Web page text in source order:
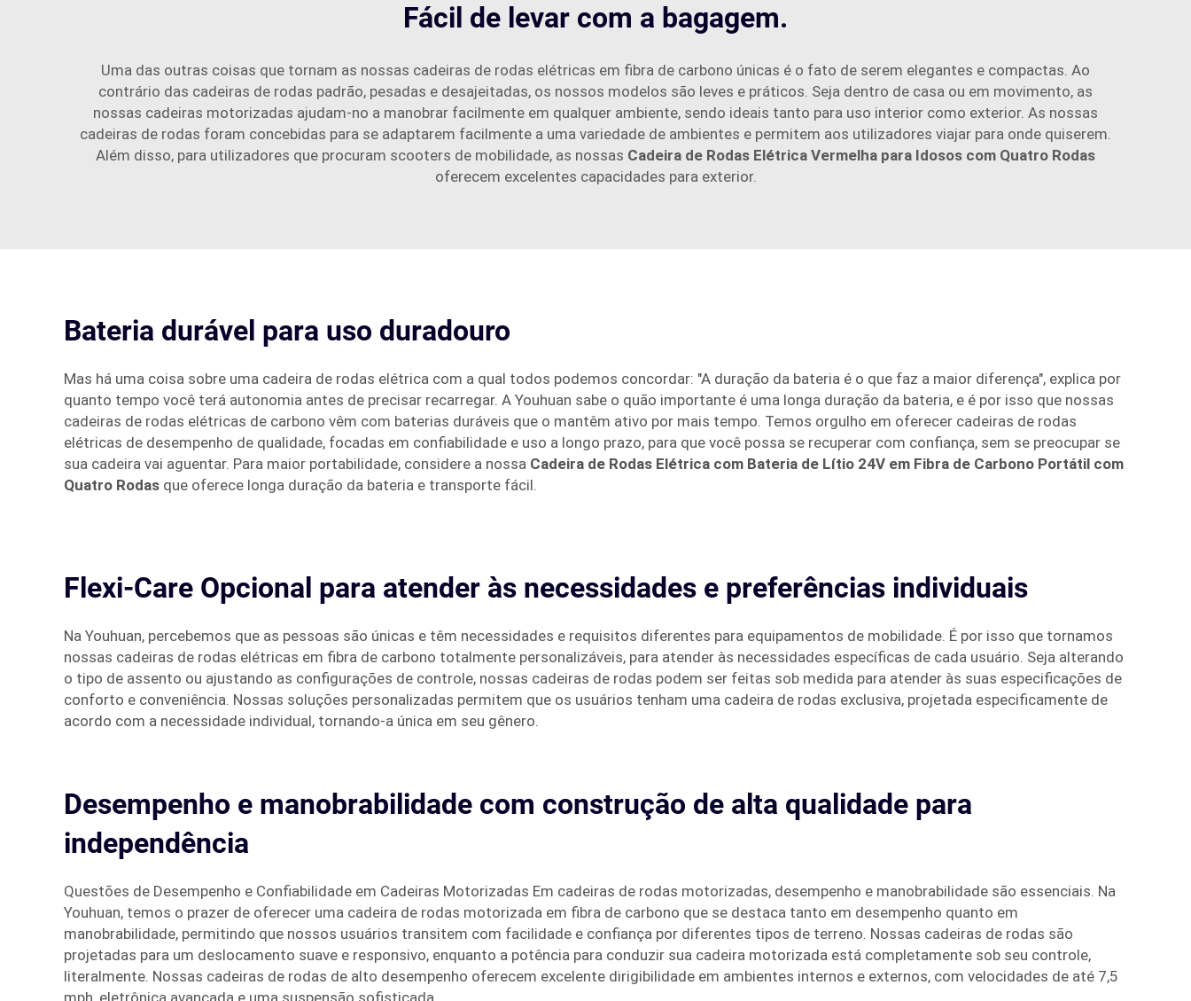
Fácil de levar com a bagagem.
Uma das outras coisas que tornam as nossas cadeiras de rodas elétricas em fibra de carbono únicas é o fato de serem elegantes e compactas. Ao
contrário das cadeiras de rodas padrão, pesadas e desajeitadas, os nossos modelos são leves e práticos. Seja dentro de casa ou em movimento, as
nossas cadeiras motorizadas ajudam-no a manobrar facilmente em qualquer ambiente, sendo ideais tanto para uso interior como exterior. As nossas
cadeiras de rodas foram concebidas para se adaptarem facilmente a uma variedade de ambientes e permitem aos utilizadores viajar para onde quiserem.
Além disso, para utilizadores que procuram scooters de mobilidade, as nossas Cadeira de Rodas Elétrica Vermelha para Idosos com Quatro Rodas
oferecem excelentes capacidades para exterior.
Bateria durável para uso duradouro
Mas há uma coisa sobre uma cadeira de rodas elétrica com a qual todos podemos concordar: "A duração da bateria é o que faz a maior diferença", explica por
quanto tempo você terá autonomia antes de precisar recarregar. A Youhuan sabe o quão importante é uma longa duração da bateria, e é por isso que nossas
cadeiras de rodas elétricas de carbono vêm com baterias duráveis que o mantêm ativo por mais tempo. Temos orgulho em oferecer cadeiras de rodas
elétricas de desempenho de qualidade, focadas em confiabilidade e uso a longo prazo, para que você possa se recuperar com confiança, sem se preocupar se
sua cadeira vai aguentar. Para maior portabilidade, considere a nossa Cadeira de Rodas Elétrica com Bateria de Lítio 24V em Fibra de Carbono Portátil com
Quatro Rodas que oferece longa duração da bateria e transporte fácil.
Flexi-Care Opcional para atender às necessidades e preferências individuais
Na Youhuan, percebemos que as pessoas são únicas e têm necessidades e requisitos diferentes para equipamentos de mobilidade. É por isso que tornamos
nossas cadeiras de rodas elétricas em fibra de carbono totalmente personalizáveis, para atender às necessidades específicas de cada usuário. Seja alterando
o tipo de assento ou ajustando as configurações de controle, nossas cadeiras de rodas podem ser feitas sob medida para atender às suas especificações de
conforto e conveniência. Nossas soluções personalizadas permitem que os usuários tenham uma cadeira de rodas exclusiva, projetada especificamente de
acordo com a necessidade individual, tornando-a única em seu gênero.
Desempenho e manobrabilidade com construção de alta qualidade para
independência
Questões de Desempenho e Confiabilidade em Cadeiras Motorizadas Em cadeiras de rodas motorizadas, desempenho e manobrabilidade são essenciais. Na
Youhuan, temos o prazer de oferecer uma cadeira de rodas motorizada em fibra de carbono que se destaca tanto em desempenho quanto em
manobrabilidade, permitindo que nossos usuários transitem com facilidade e confiança por diferentes tipos de terreno. Nossas cadeiras de rodas são
projetadas para um deslocamento suave e responsivo, enquanto a potência para conduzir sua cadeira motorizada está completamente sob seu controle,
literalmente. Nossas cadeiras de rodas de alto desempenho oferecem excelente dirigibilidade em ambientes internos e externos, com velocidades de até 7,5
mph, eletrônica avançada e uma suspensão sofisticada.